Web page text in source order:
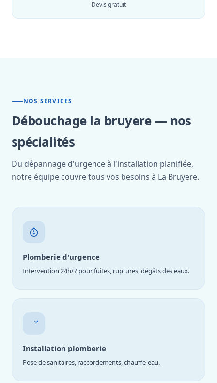
Devis gratuit
NOS SERVICES
Débouchage la bruyere — nos
spécialités
Du dépannage d'urgence à l'installation planifiée,
notre équipe couvre tous vos besoins à La Bruyere.
Plomberie d'urgence
Intervention 24h/7 pour fuites, ruptures, dégâts des eaux.
Installation plomberie
Pose de sanitaires, raccordements, chauffe-eau.